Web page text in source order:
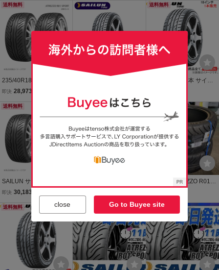
単品
95W XL】SAILUN TIRE A
TREZZO R01 SPORT 18
インチ 235mm
8 92W XL】SAILUN TIRE
ATREZZO R01 SPORT 22
5/40R18 225/40-18
送料無料
235/40R18 95W タイヤ 2
本セット 235 40 18 ATRE
ZZO R01 SPORT SAILUN
サイルン
即決 28,973
LUN ATREZZO
送料無料
サマータイヤ 1本 サイル
R【225/40ZR18 92W X
L】SAILUN TIRE ATREZZ
O 225/40R18 225/40-18
18インチ 225mm 40%
送料無料
SAILUN サイルン ATREZ
ZO R01 SPORT 235/40R
18 95W 2本セット タイヤ
単品
即決 30,183
送料無料
サイルンタイヤ アトレッ
ツォ ZSR【235/40ZR18 9
5Y XL】SAILUN TIRE AT
0-18 18インチ 235mm
SAILUN ATREZZO R01 S
PORT 265/35R18 97W X
L 2本セット サイルン
サイレン
送料無料 送料無料
close Go to Buyee site